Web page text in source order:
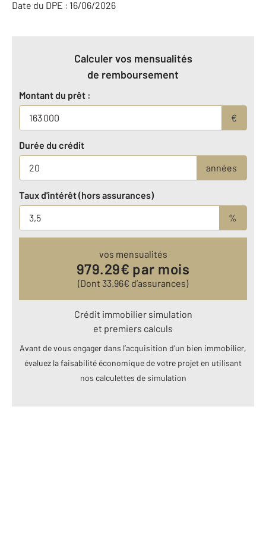
Date du DPE : 16/06/2026
Calculer vos mensualités
de remboursement
Montant du prêt :
€
Durée du crédit
années
Taux d'intérêt (hors assurances)
%
vos mensualités
979.29€ par mois
(Dont 33.96€ d’assurances)
Crédit immobilier simulation
et premiers calculs
Avant de vous engager dans l’acquisition d’un bien immobilier,
évaluez la faisabilité économique de votre projet en utilisant
nos calculettes de simulation